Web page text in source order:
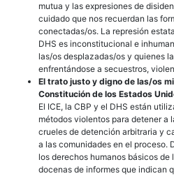
mutua y las expresiones de
cuidado que nos recuerdan las
conectadas/os. La represión
DHS es inconstitucional e
las/os desplazadas/os y quienes
enfrentándose a secuestros,
El trato justo y digno de las/os
Constitución de los Estados
El ICE, la CBP y el DHS están
métodos violentos para detener a
crueles de detención arbitraria y
a las comunidades en el proceso.
los derechos humanos básicos
docenas de informes que indican